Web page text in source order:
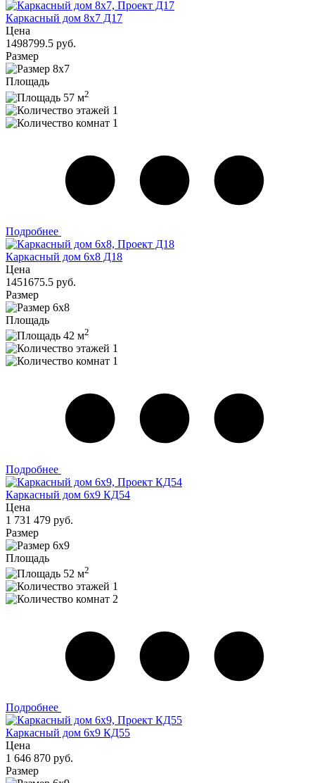
Каркасный дом 8х7 Д17
Цена
1498799.5 руб.
Размер
8х7
Площадь
57 м2
1
1
Подробнее
Каркасный дом 6х8 Д18
Цена
1451675.5 руб.
Размер
6х8
Площадь
42 м2
1
1
Подробнее
Каркасный дом 6x9 КД54
Цена
1 731 479 руб.
Размер
6x9
Площадь
52 м2
1
2
Подробнее
Каркасный дом 6x9 КД55
Цена
1 646 870 руб.
Размер